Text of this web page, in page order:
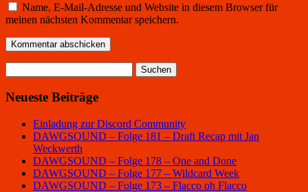
Name, E-Mail-Adresse und Website in diesem Browser für
meinen nächsten Kommentar speichern.
nach:
Neueste Beiträge
Einladung zur Discord Community
DAWGSOUND – Folge 181 – Draft Recap mit Jan
Weckwerth
DAWGSOUND – Folge 178 – One and Done
DAWGSOUND – Folge 177 – Wildcard Week
DAWGSOUND – Folge 173 – Flacco oh Flacco